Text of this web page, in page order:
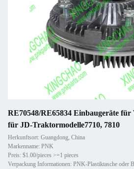
RE70548/RE65834 Einbaugeräte
für JD-Traktormodelle7710, 7810
Herkunftsort: Guangdong, China
Markenname: PNK
Preis: $1.00/pieces >=1 pieces
Verpackung Informationen: PNK-Plastiktasche oder